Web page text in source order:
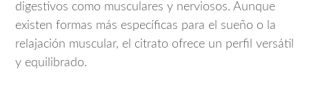
digestivos como musculares y nerviosos. Aunque
existen formas más específicas para el sueño o la
relajación muscular, el citrato ofrece un perfil versátil
y equilibrado.